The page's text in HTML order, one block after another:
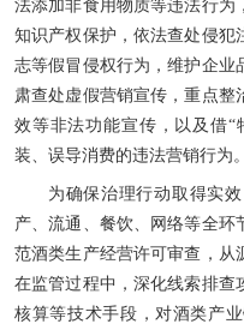
法添加非食用物质等违法行为
知识产权保护，依法查处侵犯
志等假冒侵权行为，维护企业
肃查处虚假营销宣传，重点整
效等非法功能宣传，以及借“
装、误导消费的违法营销行为。
为确保治理行动取得实
产、流通、餐饮、网络等全环
范酒类生产经营许可审查，从
在监管过程中，深化线索排查
核算等技术手段，对酒类产